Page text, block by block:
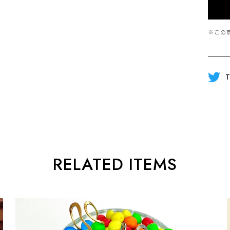
※この
RELATED ITEMS